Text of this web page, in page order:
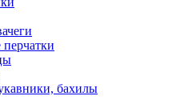
перчатки
бахилы